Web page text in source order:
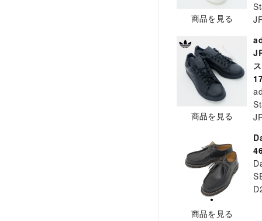
商品を見る
商品を見る
商品を見る